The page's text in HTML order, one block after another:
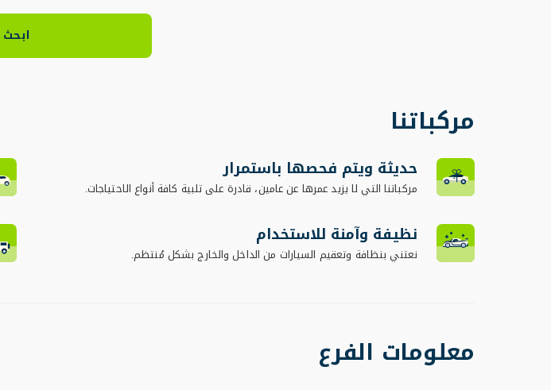
ابحث
مركباتنا
حديثة ويتم فحصها باستمرار
مركباتنا التي لا يزيد عمرها عن عامين، قادرة على تلبية كافة أنواع الاحتياجات.
نظيفة وآمنة للاستخدام
نعتني بنظافة وتعقيم السيارات من الداخل والخارج بشكل مُنتظم.
معلومات الفرع